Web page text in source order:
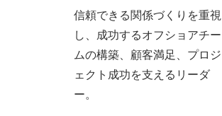
信頼できる関係づくりを重視
し、成功するオフショアチー
ムの構築、顧客満足、プロジ
ェクト成功を支えるリーダ
ー。